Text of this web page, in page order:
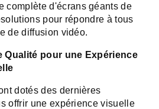
complète d'écrans géants de
pour répondre à tous
de diffusion vidéo.
Qualité pour une Expérience
dotés des dernières
offrir une expérience visuelle